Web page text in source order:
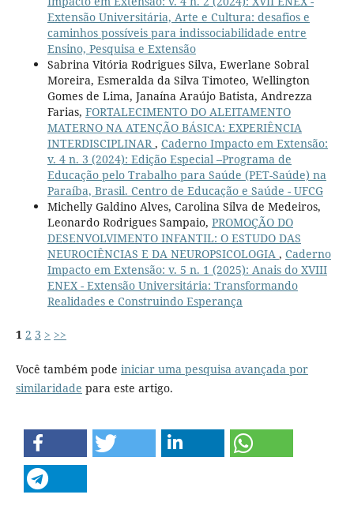
Extensão Universitária, Arte e Cultura: desafios e
caminhos possíveis para indissociabilidade entre
Ensino, Pesquisa e Extensão
Sabrina Vitória Rodrigues Silva, Ewerlane Sobral
Moreira, Esmeralda da Silva Timoteo, Wellington
Gomes de Lima, Janaína Araújo Batista, Andrezza
Farias, FORTALECIMENTO DO ALEITAMENTO
MATERNO NA ATENÇÃO BÁSICA: EXPERIÊNCIA
INTERDISCIPLINAR , Caderno Impacto em Extensão:
v. 4 n. 3 (2024): Edição Especial –Programa de
Educação pelo Trabalho para Saúde (PET-Saúde) na
Paraíba, Brasil. Centro de Educação e Saúde - UFCG
Michelly Galdino Alves, Carolina Silva de Medeiros,
Leonardo Rodrigues Sampaio, PROMOÇÃO DO
DESENVOLVIMENTO INFANTIL: O ESTUDO DAS
NEUROCIÊNCIAS E DA NEUROPSICOLOGIA , Caderno
Impacto em Extensão: v. 5 n. 1 (2025): Anais do XVIII
ENEX - Extensão Universitária: Transformando
Realidades e Construindo Esperança
1 2 3 > >>
Você também pode iniciar uma pesquisa avançada por
similaridade para este artigo.